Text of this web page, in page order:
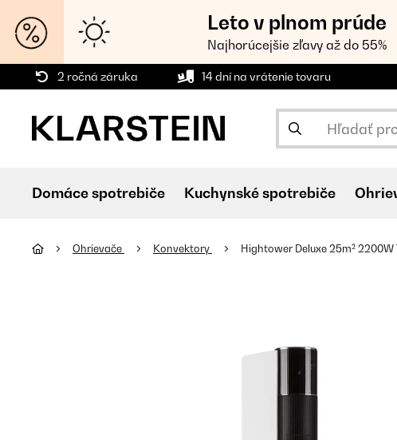
Leto v plnom prúde
Najhorúcejšie zľavy až do 55%
2 ročná záruka 14 dní na vrátenie tovaru
Domáce spotrebiče Kuchynské spotrebiče
Ohrievače Konvektory Hightower Deluxe 25m²